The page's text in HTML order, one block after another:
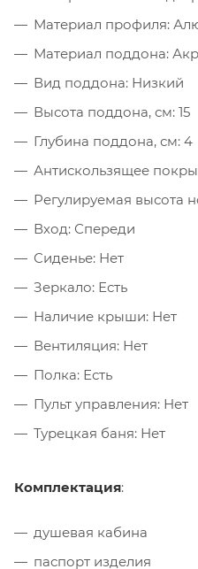
Материал профиля:
Материал поддона:
Вид поддона: Низкий
Высота поддона, см: 15
Глубина поддона, см: 4
Антискользящее
Регулируемая высота
Вход: Спереди
Сиденье: Нет
Зеркало: Есть
Наличие крыши: Нет
Вентиляция: Нет
Полка: Есть
Пульт управления: Нет
Турецкая баня: Нет
Комплектация:
душевая кабина
паспорт изделия